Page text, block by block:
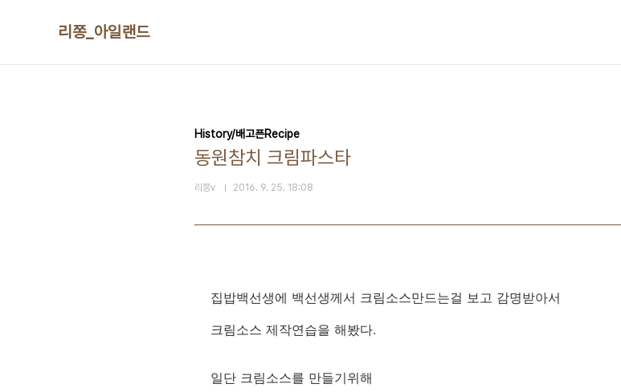
리쫑_아일랜드
History/배고픈Recipe
동원참치 크림파스타
리쫑v 2016. 9. 25. 18:08
집밥백선생에 백선생께서 크림소스만드는걸 보고 감명받아서
크림소스 제작연습을 해봤다.
일단 크림소스를 만들기위해